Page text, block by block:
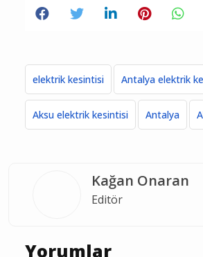
elektrik kesintisi Antalya elektrik
Aksu elektrik kesintisi Antalya
Kağan Onaran